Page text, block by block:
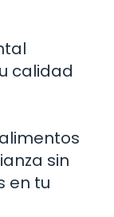
calidad
sin
en tu